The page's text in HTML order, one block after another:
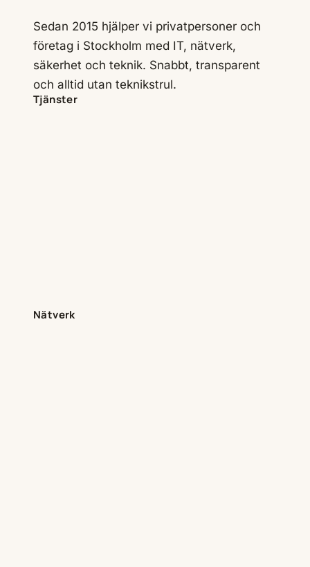
Sedan 2015 hjälper vi privatpersoner och
företag i Stockholm med IT, nätverk,
säkerhet och teknik. Snabbt, transparent
och alltid utan teknikstrul.
Tjänster
Nätverk